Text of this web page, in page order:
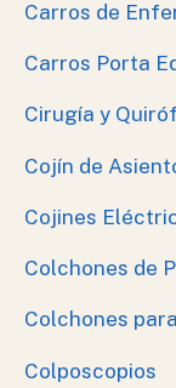
Carros de
Carros Porta
Cirugía y
Cojín de
Cojines
Colchones de
Colchones
Colposcopios